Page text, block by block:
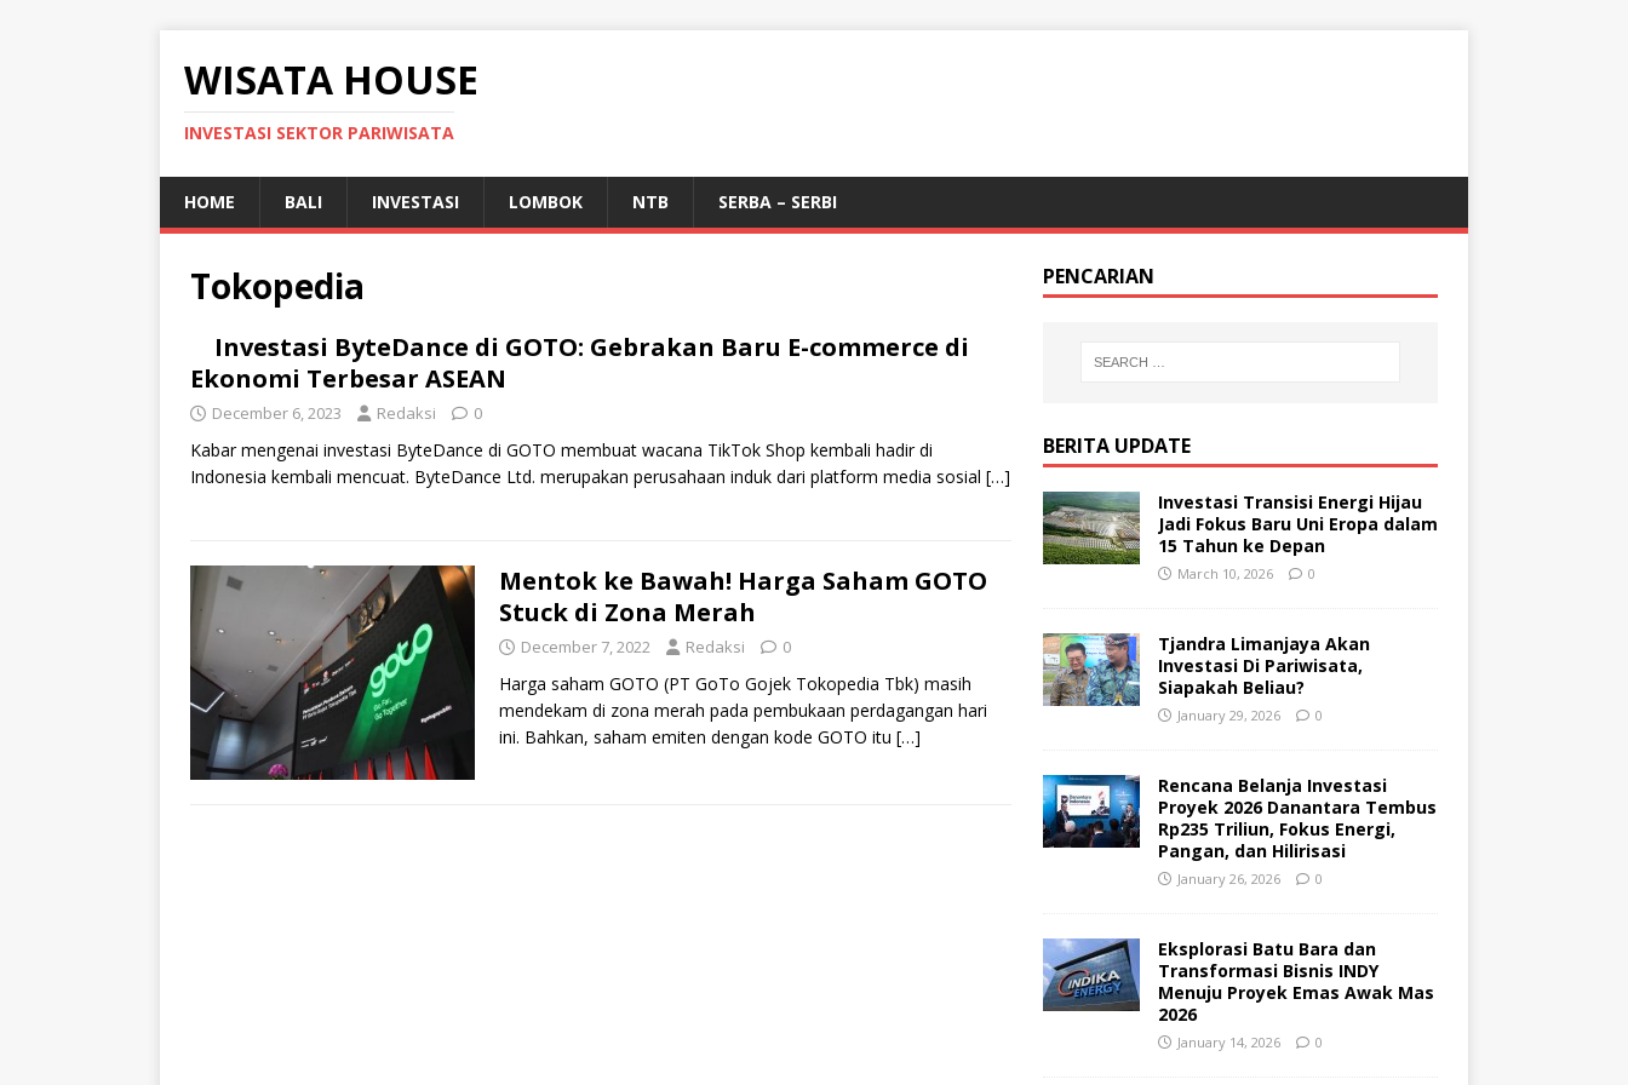
WISATA HOUSE
INVESTASI SEKTOR PARIWISATA
HOME BALI INVESTASI LOMBOK NTB SERBA – SERBI
Tokopedia
Investasi ByteDance di GOTO: Gebrakan Baru E-commerce di
Ekonomi Terbesar ASEAN
December 6, 2023 Redaksi 0
Kabar mengenai investasi ByteDance di GOTO membuat wacana TikTok Shop kembali hadir di
Indonesia kembali mencuat. ByteDance Ltd. merupakan perusahaan induk dari platform media sosial […]
Mentok ke Bawah! Harga Saham GOTO
Stuck di Zona Merah
December 7, 2022 Redaksi 0
Harga saham GOTO (PT GoTo Gojek Tokopedia Tbk) masih
mendekam di zona merah pada pembukaan perdagangan hari
ini. Bahkan, saham emiten dengan kode GOTO itu […]
PENCARIAN
BERITA UPDATE
Investasi Transisi Energi Hijau
Jadi Fokus Baru Uni Eropa dalam
15 Tahun ke Depan
March 10, 2026 0
Tjandra Limanjaya Akan
Investasi Di Pariwisata,
Siapakah Beliau?
January 29, 2026 0
Rencana Belanja Investasi
Proyek 2026 Danantara Tembus
Rp235 Triliun, Fokus Energi,
Pangan, dan Hilirisasi
January 26, 2026 0
Eksplorasi Batu Bara dan
Transformasi Bisnis INDY
Menuju Proyek Emas Awak Mas
2026
January 14, 2026 0